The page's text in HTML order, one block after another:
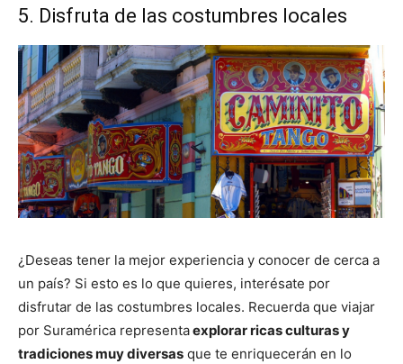
5. Disfruta de las costumbres locales
¿Deseas tener la mejor experiencia y conocer de cerca a
un país? Si esto es lo que quieres, interésate por
disfrutar de las costumbres locales. Recuerda que viajar
por Suramérica representaexplorar ricas culturas y
tradiciones muy diversas que te enriquecerán en lo